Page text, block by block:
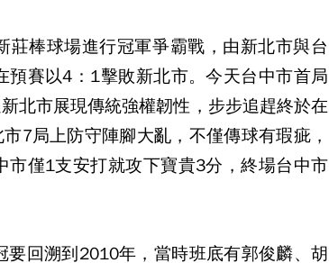
莊棒球場進行冠軍爭霸戰，由新北市與台
預賽以4：1擊敗新北市。今天台中市首局
北市展現傳統強權韌性，步步追趕終於在
7局上防守陣腳大亂，不僅傳球有瑕疵，
市僅1支安打就攻下寶貴3分，終場台中市
要回溯到2010年，當時班底有郭俊麟、胡